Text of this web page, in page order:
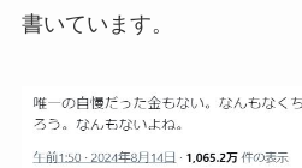
書いています。